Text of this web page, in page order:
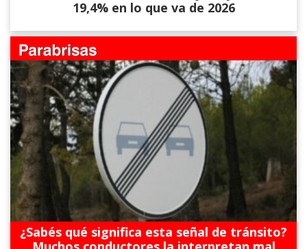
19,4% en lo que va de 2026
¿Sabés qué significa esta señal de tránsito?